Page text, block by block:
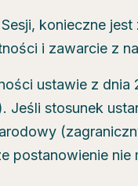
konieczne
i zawarcie z
ustawie z dnia
Jeśli stosunek
postanowienie nie